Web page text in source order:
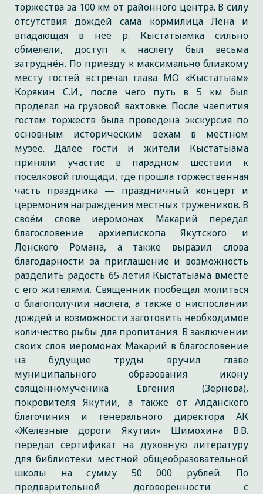
торжества за 100 км от районного центра. В силу
отсутствия дождей сама кормилица Лена и
впадающая в неё р. Кыстатыамка сильно
обмелели, доступ к наслегу был весьма
затруднён. По приезду к максимально близкому
месту гостей встречал глава МО «Кыстатыам»
Корякин С.И., после чего путь в 5 км был
проделал на грузовой вахтовке. После чаепития
гостям торжеств была проведена экскурсия по
основным историческим вехам в местном
музее. Далее гости и жители Кыстатыама
приняли участие в парадном шествии к
поселковой площади, где прошла торжественная
часть праздника — праздничный концерт и
церемония награждения местных тружеников. В
своём слове иеромонах Макарий передал
благословение архиепископа Якутского и
Ленского Романа, а также выразил слова
благодарности за приглашение и возможность
разделить радость 65-летия Кыстатыама вместе
с его жителями. Священник пообещал молиться
о благополучии наслега, а также о ниспослании
дождей и возможности заготовить необходимое
количество рыбы для пропитания. В заключении
своих слов иеромонах Макарий в благословение
на будущие труды вручил главе
муниципального образования икону
священномученика Евгения (Зернова),
покровителя Якутии, а также от Алданского
благочиния и генерального директора АК
«Железные дороги Якутии» Шимохина В.В.
передал сертификат на духовную литературу
для библиотеки местной общеобразовательной
школы на сумму 50 000 рублей. По
предварительной договоренности с